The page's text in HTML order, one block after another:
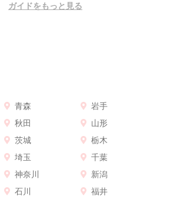
ガイドをもっと見る
青森
岩手
秋田
山形
茨城
栃木
埼玉
千葉
神奈川
新潟
石川
福井